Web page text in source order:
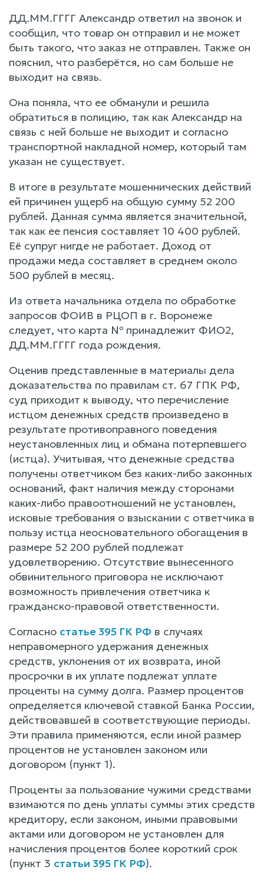
ДД.ММ.ГГГГ Александр ответил на звонок и
сообщил, что товар он отправил и не может
быть такого, что заказ не отправлен. Также он
пояснил, что разберётся, но сам больше не
выходит на связь.
Она поняла, что ее обманули и решила
обратиться в полицию, так как Александр на
связь с ней больше не выходит и согласно
транспортной накладной номер, который там
указан не существует.
В итоге в результате мошеннических действий
ей причинен ущерб на общую сумму 52 200
рублей. Данная сумма является значительной,
так как ее пенсия составляет 10 400 рублей.
Её супруг нигде не работает. Доход от
продажи меда составляет в среднем около
500 рублей в месяц.
Из ответа начальника отдела по обработке
запросов ФОИВ в РЦОП в г. Воронеже
следует, что карта № принадлежит ФИО2,
ДД.ММ.ГГГГ года рождения.
Оценив представленные в материалы дела
доказательства по правилам ст. 67 ГПК РФ,
суд приходит к выводу, что перечисление
истцом денежных средств произведено в
результате противоправного поведения
неустановленных лиц и обмана потерпевшего
(истца). Учитывая, что денежные средства
получены ответчиком без каких-либо законных
оснований, факт наличия между сторонами
каких-либо правоотношений не установлен,
исковые требования о взыскании с ответчика в
пользу истца неосновательного обогащения в
размере 52 200 рублей подлежат
удовлетворению. Отсутствие вынесенного
обвинительного приговора не исключают
возможность привлечения ответчика к
гражданско-правовой ответственности.
Согласно статье 395 ГК РФ в случаях
неправомерного удержания денежных
средств, уклонения от их возврата, иной
просрочки в их уплате подлежат уплате
проценты на сумму долга. Размер процентов
определяется ключевой ставкой Банка России,
действовавшей в соответствующие периоды.
Эти правила применяются, если иной размер
процентов не установлен законом или
договором (пункт 1).
Проценты за пользование чужими средствами
взимаются по день уплаты суммы этих средств
кредитору, если законом, иными правовыми
актами или договором не установлен для
начисления процентов более короткий срок
(пункт 3 статьи 395 ГК РФ).